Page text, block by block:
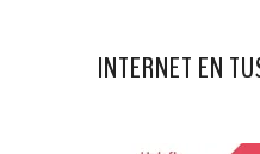
INTERNET EN